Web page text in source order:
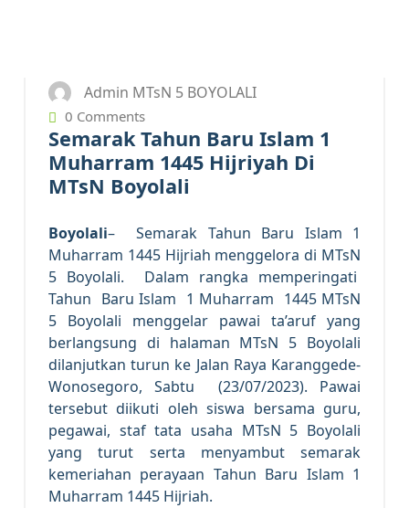
Admin MTsN 5 BOYOLALI
0 Comments
Semarak Tahun Baru Islam 1
Muharram 1445 Hijriyah Di
MTsN Boyolali
Boyolali– Semarak Tahun Baru Islam 1
Muharram 1445 Hijriah menggelora di MTsN
5 Boyolali. Dalam rangka memperingati
Tahun Baru Islam 1 Muharram 1445 MTsN
5 Boyolali menggelar pawai ta’aruf yang
berlangsung di halaman MTsN 5 Boyolali
dilanjutkan turun ke Jalan Raya Karanggede-
Wonosegoro, Sabtu (23/07/2023). Pawai
tersebut diikuti oleh siswa bersama guru,
pegawai, staf tata usaha MTsN 5 Boyolali
yang turut serta menyambut semarak
kemeriahan perayaan Tahun Baru Islam 1
Muharram 1445 Hijriah.